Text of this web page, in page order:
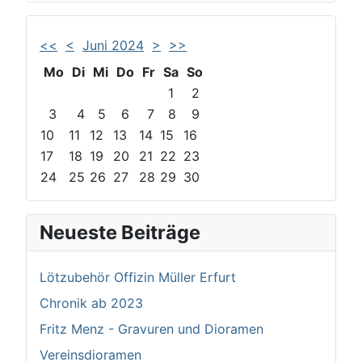
<< < Juni 2024 >
>>
Mo Di Mi Do Fr Sa So
1
2
3
4 5 6 7 8
9
10
11 12 13 14 15
16
17
18 19 20 21 22 23
24
25 26 27 28 29 30
Neueste Beiträge
Lötzubehör Offizin Müller Erfurt
Chronik ab 2023
Fritz Menz - Gravuren und Dioramen
Vereinsdioramen